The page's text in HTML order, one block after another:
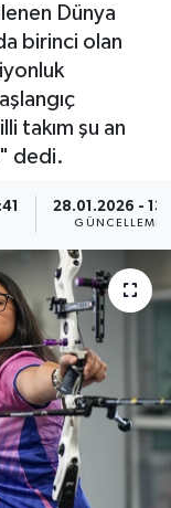
Dünya
birinci olan
takım şu an
dedi.
28.01.2026 -
GÜNCELLEME